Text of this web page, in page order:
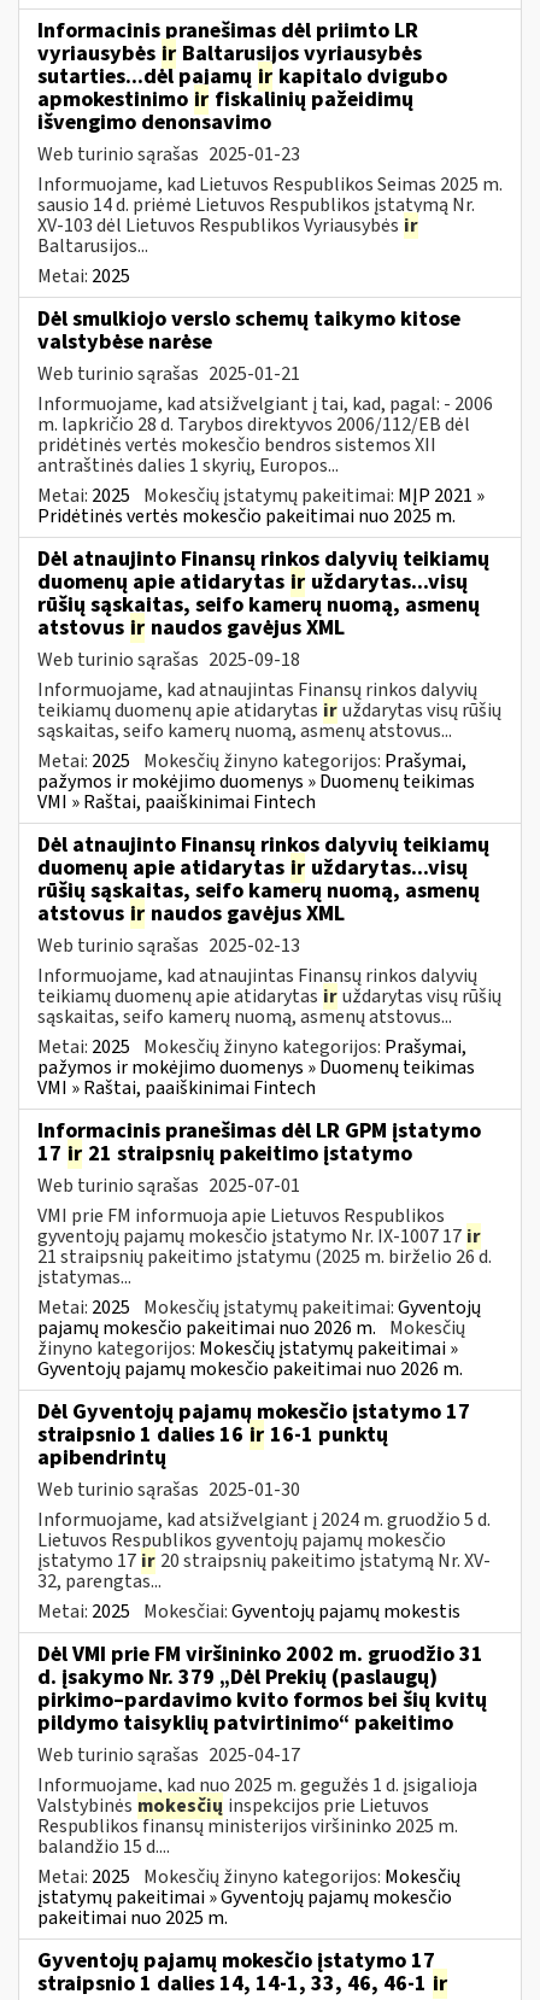
Informacinis pranešimas dėl priimto LR
vyriausybės ir Baltarusijos vyriausybės
sutarties...dėl pajamų ir kapitalo dvigubo
apmokestinimo ir fiskalinių pažeidimų
išvengimo denonsavimo
Web turinio sąrašas 2025-01-23
Informuojame, kad Lietuvos Respublikos Seimas 2025 m.
sausio 14 d. priėmė Lietuvos Respublikos įstatymą Nr.
XV-103 dėl Lietuvos Respublikos Vyriausybės ir
Baltarusijos...
Metai: 2025
Dėl smulkiojo verslo schemų taikymo kitose
valstybėse narėse
Web turinio sąrašas 2025-01-21
Informuojame, kad atsižvelgiant į tai, kad, pagal: - 2006
m. lapkričio 28 d. Tarybos direktyvos 2006/112/EB dėl
pridėtinės vertės mokesčio bendros sistemos XII
antraštinės dalies 1 skyrių, Europos...
Metai: 2025 Mokesčių įstatymų pakeitimai: MĮP 2021 »
Pridėtinės vertės mokesčio pakeitimai nuo 2025 m.
Dėl atnaujinto Finansų rinkos dalyvių teikiamų
duomenų apie atidarytas ir uždarytas...visų
rūšių sąskaitas, seifo kamerų nuomą, asmenų
atstovus ir naudos gavėjus XML
Web turinio sąrašas 2025-09-18
Informuojame, kad atnaujintas Finansų rinkos dalyvių
teikiamų duomenų apie atidarytas iruždarytas visų rūšių
sąskaitas, seifo kamerų nuomą, asmenų atstovus...
Metai: 2025 Mokesčių žinyno kategorijos: Prašymai,
pažymos ir mokėjimo duomenys » Duomenų teikimas
VMI » Raštai, paaiškinimai Fintech
Dėl atnaujinto Finansų rinkos dalyvių teikiamų
duomenų apie atidarytas ir uždarytas...visų
rūšių sąskaitas, seifo kamerų nuomą, asmenų
atstovus ir naudos gavėjus XML
Web turinio sąrašas 2025-02-13
Informuojame, kad atnaujintas Finansų rinkos dalyvių
teikiamų duomenų apie atidarytas iruždarytas visų rūšių
sąskaitas, seifo kamerų nuomą, asmenų atstovus...
Metai: 2025 Mokesčių žinyno kategorijos: Prašymai,
pažymos ir mokėjimo duomenys » Duomenų teikimas
VMI » Raštai, paaiškinimai Fintech
Informacinis pranešimas dėl LR GPM įstatymo
17 ir 21 straipsnių pakeitimo įstatymo
Web turinio sąrašas 2025-07-01
VMI prie FM informuoja apie Lietuvos Respublikos
gyventojų pajamų mokesčio įstatymo Nr. IX-1007 17 ir
21 straipsnių pakeitimo įstatymu (2025 m. birželio 26 d.
įstatymas...
Metai: 2025 Mokesčių įstatymų pakeitimai:Gyventojų
pajamų mokesčio pakeitimai nuo 2026 m. Mokesčių
žinyno kategorijos: Mokesčių įstatymų pakeitimai »
Gyventojų pajamų mokesčio pakeitimai nuo 2026 m.
Dėl Gyventojų pajamų mokesčio įstatymo 17
straipsnio 1 dalies 16 ir 16-1 punktų
apibendrintų
Web turinio sąrašas 2025-01-30
Informuojame, kad atsižvelgiant į 2024 m. gruodžio 5 d.
Lietuvos Respublikos gyventojų pajamų mokesčio
įstatymo 17 ir 20 straipsnių pakeitimo įstatymą Nr. XV-
32, parengtas...
Metai: 2025 Mokesčiai:Gyventojų pajamų mokestis
Dėl VMI prie FM viršininko 2002 m. gruodžio 31
d. įsakymo Nr. 379 „Dėl Prekių (paslaugų)
pirkimo–pardavimo kvito formos bei šių kvitų
pildymo taisyklių patvirtinimo“ pakeitimo
Web turinio sąrašas 2025-04-17
Informuojame, kad nuo 2025 m. gegužės 1 d. įsigalioja
Valstybinės mokesčių inspekcijos prie Lietuvos
Respublikos finansų ministerijos viršininko 2025 m.
balandžio 15 d....
Metai: 2025 Mokesčių žinyno kategorijos: Mokesčių
įstatymų pakeitimai » Gyventojų pajamų mokesčio
pakeitimai nuo 2025 m.
Gyventojų pajamų mokesčio įstatymo 17
straipsnio 1 dalies 14, 14-1, 33, 46, 46-1 ir